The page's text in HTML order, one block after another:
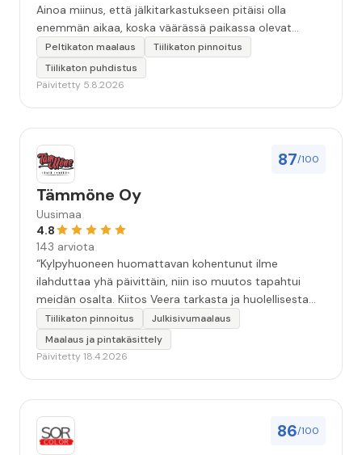
Ainoa miinus, että jälkitarkastukseen pitäisi olla
enemmän aikaa, koska väärässä paikassa olevat
maalitipat löytyy myöhemmin ”
Peltikaton maalaus
Tiilikaton pinnoitus
Tiilikaton puhdistus
Päivitetty 5.8.2026
87/100
Tämmöne Oy
Uusimaa
4.8
143 arviota
“Kylpyhuoneen huomattavan kohentunut ilme
ilahduttaa yhä päivittäin, niin iso muutos tapahtui
meidän osalta. Kiitos Veera tarkasta ja huolellisesta
työstä, sekä ystävällisestä palvelusta!”
Tiilikaton pinnoitus
Julkisivumaalaus
Maalaus ja pintakäsittely
Päivitetty 18.4.2026
86/100